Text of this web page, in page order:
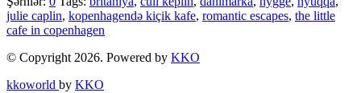
Share
julie caplin, kopenhagendə kiçik kafe, romantic escapes, the little
cafe in copenhagen
© Copyright 2026. Powered by KKO
kkoworld by KKO